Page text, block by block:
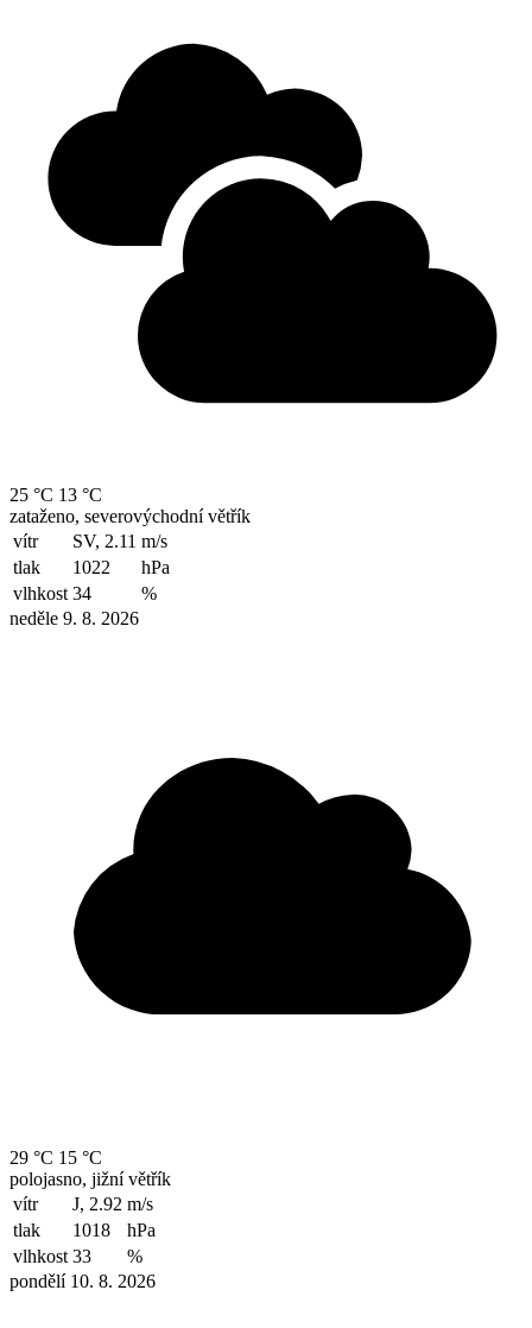
25 °C 13 °C
zataženo, severovýchodní větřík
vítr
SV, 2.11 m/s
tlak
1022
hPa
vlhkost 34
%
neděle 9. 8. 2026
29 °C 15 °C
polojasno, jižní větřík
vítr
J, 2.92 m/s
tlak
1018
hPa
vlhkost 33
%
pondělí 10. 8. 2026